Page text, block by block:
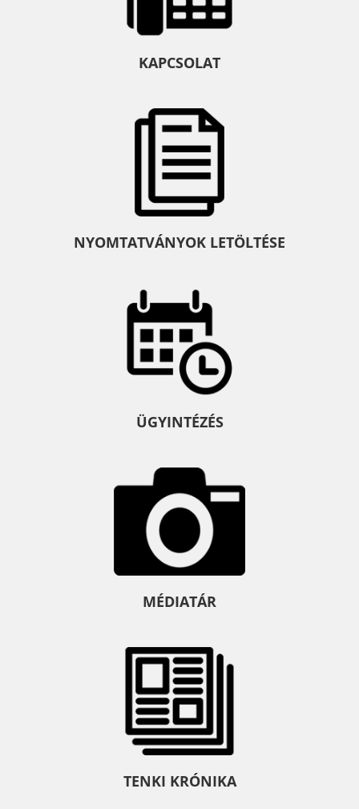
KAPCSOLAT
NYOMTATVÁNYOK LETÖLTÉSE
ÜGYINTÉZÉS
MÉDIATÁR
TENKI KRÓNIKA